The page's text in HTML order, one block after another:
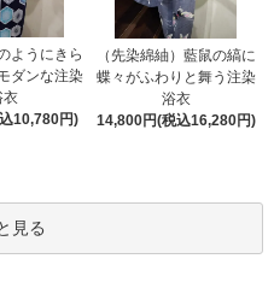
ようにきら
ダンな注染
衣
10,780円)
（先染綿紬）藍鼠の縞に
蝶々がふわりと舞う注染
浴衣
14,800円(税込16,280円)
見る